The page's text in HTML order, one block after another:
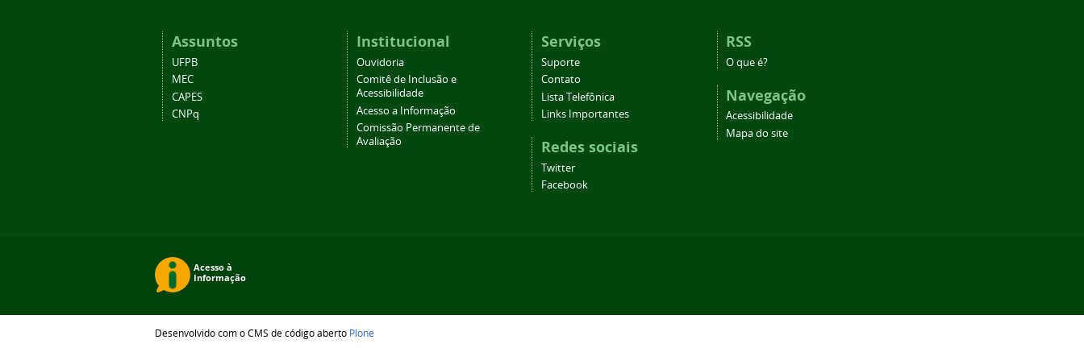
Assuntos
UFPB
MEC
CAPES
CNPq
Institucional
Ouvidoria
Comitê de Inclusão e
Acessibilidade
Acesso a Informação
Comissão Permanente de
Avaliação
Serviços
Suporte
Contato
Lista Telefônica
Links Importantes
Redes sociais
Twitter
Facebook
RSS
O que é?
Navegação
Acessibilidade
Mapa do site
Desenvolvido com o CMS de código aberto Plone